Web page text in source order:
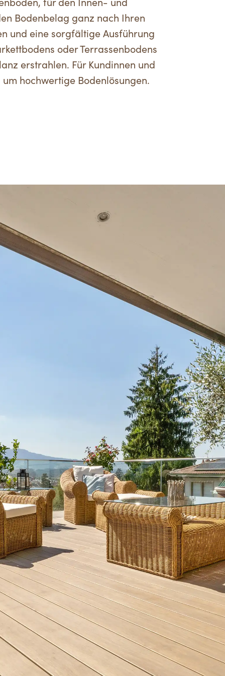
Bodenbelag ganz nach Ihren
und eine sorgfältige Ausführung
oder Terrassenbodens
erstrahlen. Für Kundinnen und
hochwertige Bodenlösungen.